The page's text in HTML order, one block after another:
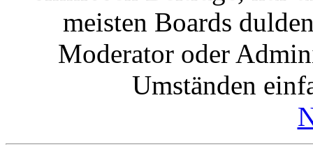
meisten Boards
Moderator oder
Umständen